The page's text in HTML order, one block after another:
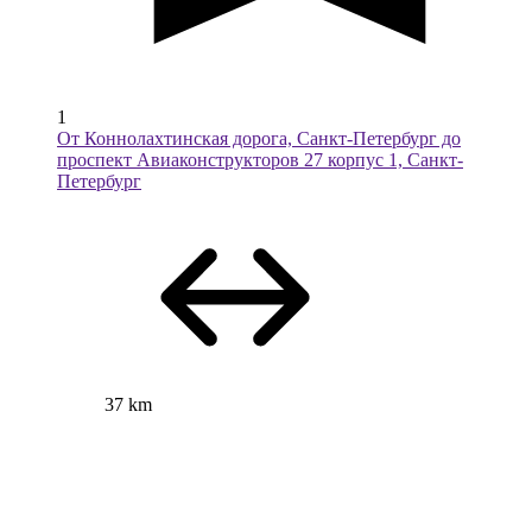
1
От Коннолахтинская дорога, Санкт-Петербург до
проспект Авиаконструкторов 27 корпус 1, Санкт-
Петербург
37 km